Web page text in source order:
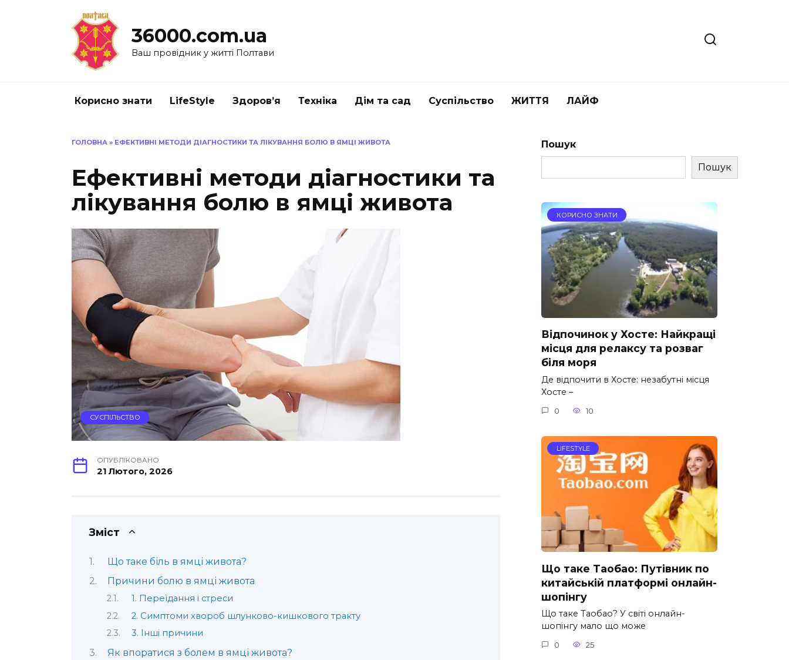
36000.com.ua
Ваш провідник у житті Полтави
Корисно знати LifeStyle Здоров’я Техніка Дім та сад Суспільство ЖИТТЯ ЛАЙФ
ГОЛОВНА » ЕФЕКТИВНІ МЕТОДИ ДІАГНОСТИКИ ТА ЛІКУВАННЯ БОЛЮ В ЯМЦІ ЖИВОТА
Ефективні методи діагностики та
лікування болю в ямці живота
СУСПІЛЬСТВО
ОПУБЛІКОВАНО
21 Лютого, 2026
Зміст
Що таке біль в ямці живота?
Причини болю в ямці живота
1. Переїдання і стреси
2. Симптоми хвороб шлунково-кишкового тракту
3. Інші причини
Як впоратися з болем в ямці живота?
Пошук
Пошук
КОРИСНО ЗНАТИ
Відпочинок у Хосте: Найкращі
місця для релаксу та розваг
біля моря
Де відпочити в Хосте: незабутні місця
Хосте –
0 10
LIFESTYLE
Що таке Таобао: Путівник по
китайській платформі онлайн-
шопінгу
Що таке Таобао? У світі онлайн-
шопінгу мало що може
0 25